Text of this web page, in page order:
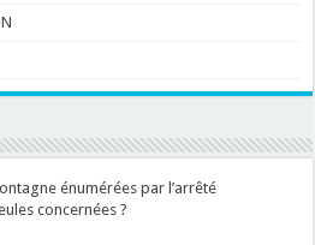
énumérées par l’arrêté
concernées ?